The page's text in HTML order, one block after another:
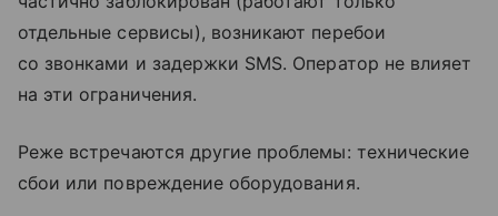
отдельные сервисы), возникают перебои
со звонками и задержки SMS. Оператор не влияет
на эти ограничения.
Реже встречаются другие проблемы: технические
сбои или повреждение оборудования.